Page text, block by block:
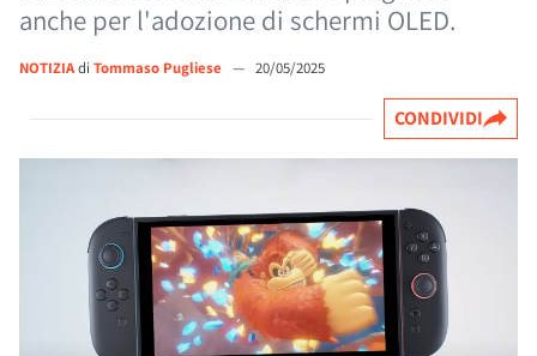
anche per l'adozione di schermi OLED.
NOTIZIAdi Tommaso Pugliese — 20/05/2025
CONDIVIDI